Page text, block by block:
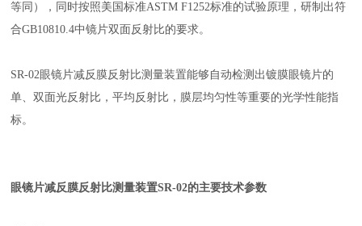
等同），同时按照美国标准ASTM F1252标准的试验原理，研制出符
合GB10810.4中镜片双面反射比的要求。
SR-02眼镜片减反膜反射比测量装置能够自动检测出镀膜眼镜片的
单、双面光反射比，平均反射比，膜层均匀性等重要的光学性能指
标。
眼镜片减反膜反射比测量装置SR-02的主要技术参数